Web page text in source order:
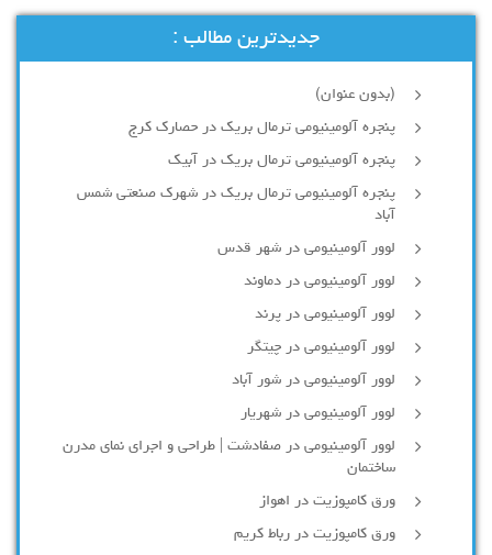
جدیدترین مطالب :
(بدون عنوان)
پنجره آلومینیومی ترمال بریک در حصارک کرج
پنجره آلومینیومی ترمال بریک در آبیک
پنجره آلومینیومی ترمال بریک در شهرک صنعتی شمس
آباد
لوور آلومینیومی در شهر قدس
لوور آلومینیومی در دماوند
لوور آلومینیومی در پرند
لوور آلومینیومی در چیتگر
لوور آلومینیومی در شور آباد
لوور آلومينيومي در شهريار
لوور آلومینیومی در صفادشت | طراحی و اجرای نمای مدرن
ساختمان
ورق کامپوزیت در اهواز
ورق کامپوزیت در رباط کریم